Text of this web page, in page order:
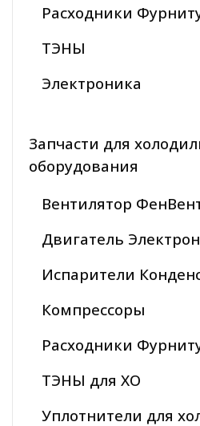
Расходники
ТЭНЫ
Электроника
Запчасти для
оборудования
Вентилятор
Двигатель
Испарители
Компрессоры
Расходники
ТЭНЫ для ХО
Уплотнители для